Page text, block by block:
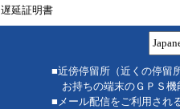
遅延証明書
■近傍停留所（近くの停留
お持ちの端末のＧＰＳ機
■メール配信をご利用され